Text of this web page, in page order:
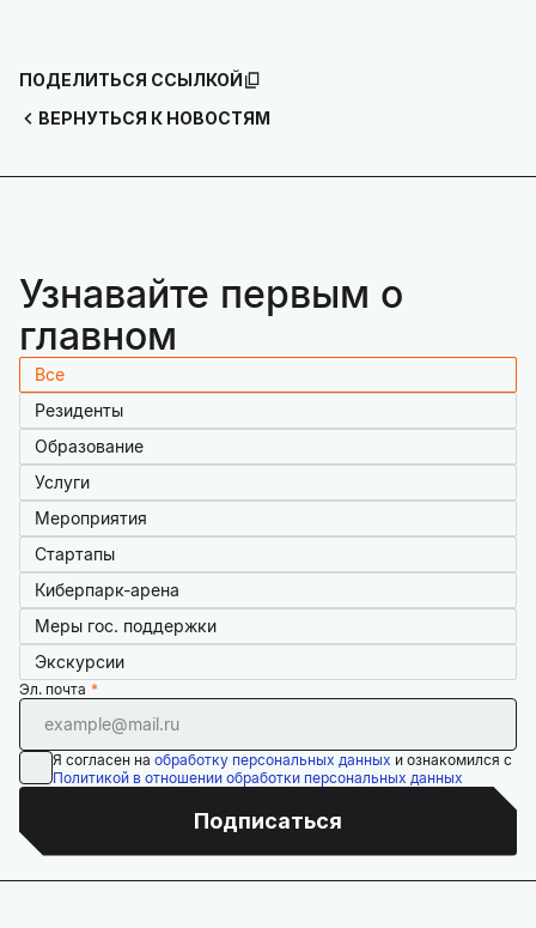
ВЕРНУТЬСЯ К НОВОСТЯМ
ПОДЕЛИТЬСЯ ССЫЛКОЙ
Узнавайте первым о
главном
Все
Резиденты
Образование
Услуги
Мероприятия
Стартапы
Киберпарк-арена
Меры гос. поддержки
Экскурсии
Эл. почта
Я согласен на обработку персональных данных и ознакомился с
Политикой в отношении обработки персональных данных
Подписаться